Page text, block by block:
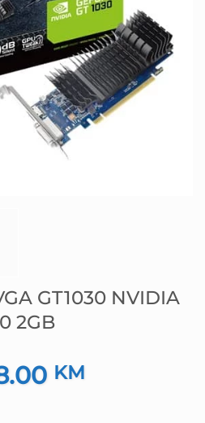
GT1030 NVIDIA
2GB
KM